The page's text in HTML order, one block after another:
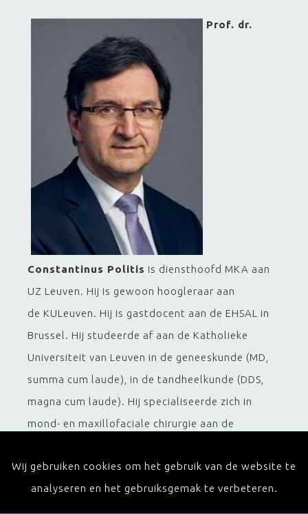
Wij gebruiken cookies om het gebruik van de website te
analyseren en het gebruiksgemak te verbeteren.
Prof. dr.
Constantinus Politis is diensthoofd MKA aan
UZ Leuven. Hij is gewoon hoogleraar aan
de KULeuven. Hij is gastdocent aan de EHSAL in
Brussel. Hij studeerde af aan de Katholieke
Universiteit van Leuven in de geneeskunde (MD,
summa cum laude), in de tandheelkunde (DDS,
magna cum laude). Hij specialiseerde zich in
mond- en maxillofaciale chirurgie aan de
postuniversitaire opleiding werd verder gevolgd
in Arnhem (Stoelinga), Aken (Koberg),
Kopenhagen (Pinborg), Göteborg (Bränemark), en